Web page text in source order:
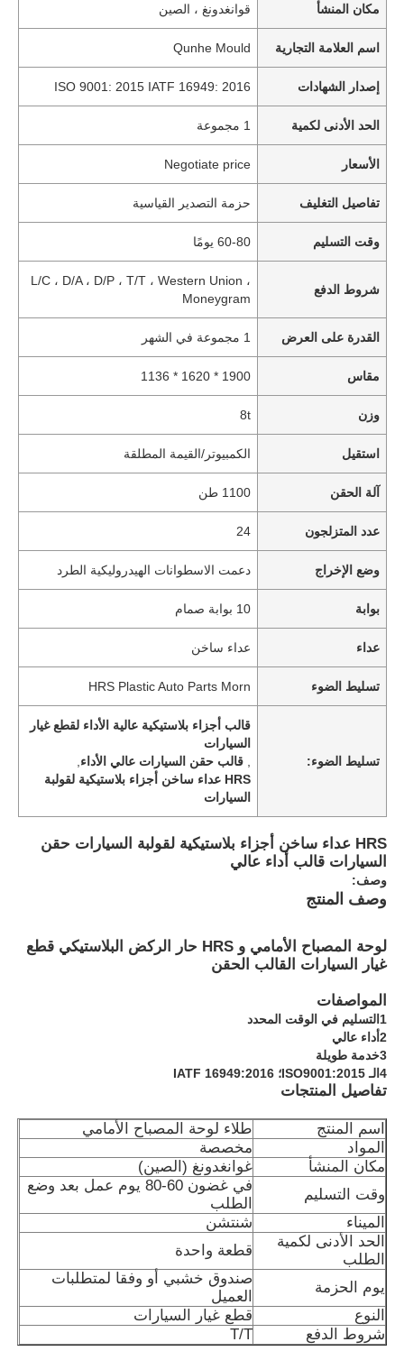
منزل
المنتجات
عرض الواقع الافتراضي
مكان المنشأ قوانغدونغ ، الصين
اسم العلامة التجارية Qunhe Mould
إصدار الشهادات ISO 9001: 2015 IATF 16949: 2016
الحد الأدنى لكمية 1 مجموعة
الأسعار Negotiate price
تفاصيل التغليف حزمة التصدير القياسية
وقت التسليم 60-80 يومًا
شروط الدفع
L/C ، D/A ، D/P ، T/T ، Western Union ،
Moneygram
القدرة على العرض 1 مجموعة في الشهر
مقاس 1900 * 1620 * 1136
وزن 8t
استقيل الكمبيوتر/القيمة المطلقة
آلة الحقن 1100 طن
عدد المتزلجون 24
وضع الإخراج دعمت الاسطوانات الهيدروليكية الطرد
بوابة 10 بوابة صمام
عداء عداء ساخن
تسليط الضوء HRS Plastic Auto Parts Morn
تسليط الضوء:
قالب أجزاء بلاستيكية عالية الأداء لقطع غيار
السيارات
,قالب حقن السيارات عالي الأداء
HRS عداء ساخن أجزاء بلاستيكية لقولبة
السيارات
HRS عداء ساخن أجزاء بلاستيكية لقولبة السيارات حقن
السيارات قالب أداء عالي
وصف:
وصف المنتج
لوحة المصباح الأمامي و HRS حار الركض البلاستيكي قطع
غيار السيارات القالب الحقن
المواصفات
1التسليم في الوقت المحدد
2أداء عالي
3خدمة طويلة
4الـ ISO9001:2015؛ IATF 16949:2016
تفاصيل المنتجات
اسم المنتج
طلاء لوحة المصباح الأمامي
المواد
مخصصة
مكان المنشأ
غوانغدونغ (الصين)
وقت التسليم
في غضون 60-80 يوم عمل بعد وضع
الطلب
الميناء
شنتشن
الحد الأدنى لكمية
الطلب
قطعة واحدة
يوم الحزمة
صندوق خشبي أو وفقا لمتطلبات
العميل
النوع
قطع غيار السيارات
شروط الدفع
T/T